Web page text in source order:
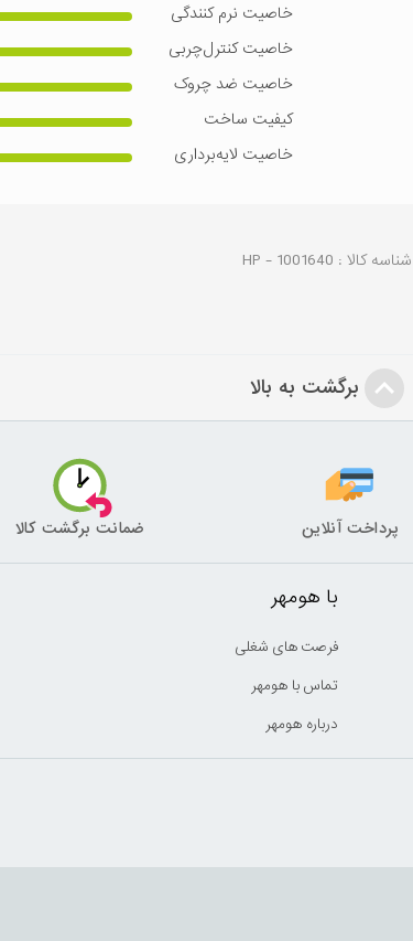
خاصیت نرم کنندگی
خاصیت کنترل‌چربی
خاصیت ضد چروک
کیفیت ساخت
خاصیت لایه‌برداری
شناسه کالا : HP - 1001640
برگشت به بالا
پرداخت آنلاین ضمانت برگشت کالا
با هومهر
فرصت های شغلی
تماس با هومهر
درباره هومهر